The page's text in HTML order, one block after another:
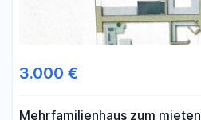
3.000 €
Mehrfamilienhaus zum mieten